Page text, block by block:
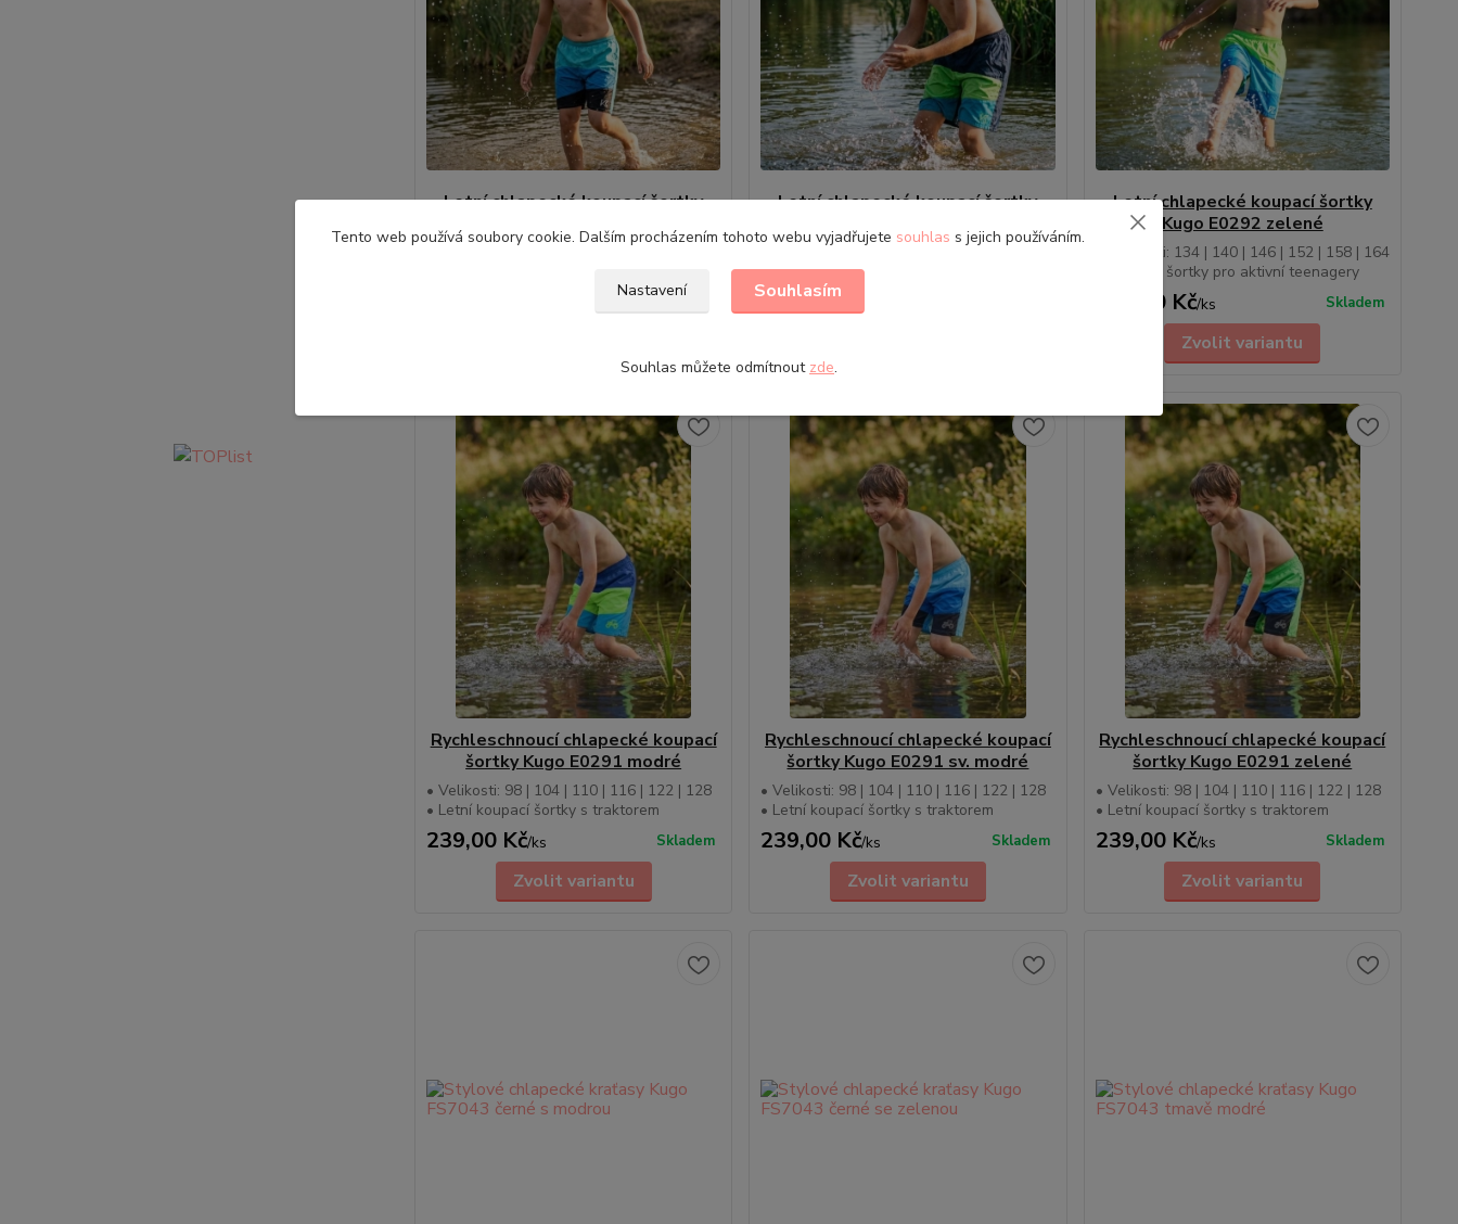
Letní chlapecké koupací šortky
• Velikosti: 134 | 140 | 146 | 152 | 158 | 164
Letní chlapecké koupací šortky
• Velikosti: 134 | 140 | 146 | 152 | 158 | 164
• Koupací šortky pro aktivní teenagery
279,00 Kč
Letní chlapecké koupací šortky
Kugo E0292 zelené
• Velikosti: 134 | 140 | 146 | 152 | 158 | 164
• Koupací šortky pro aktivní teenagery
279,00 Kč/ks Skladem
Zvolit variantu
Rychleschnoucí chlapecké koupací
šortky Kugo E0291 modré
• Velikosti: 98 | 104 | 110 | 116 | 122 | 128
• Letní koupací šortky s traktorem
239,00 Kč/ks Skladem
Zvolit variantu
Rychleschnoucí chlapecké koupací
šortky Kugo E0291 sv. modré
• Velikosti: 98 | 104 | 110 | 116 | 122 | 128
• Letní koupací šortky s traktorem
239,00 Kč/ks Skladem
Zvolit variantu
Rychleschnoucí chlapecké koupací
šortky Kugo E0291 zelené
• Velikosti: 98 | 104 | 110 | 116 | 122 | 128
• Letní koupací šortky s traktorem
239,00 Kč/ks Skladem
Zvolit variantu
Tento web používá soubory cookie. Dalším procházením tohoto webu vyjadřujete souhlas s jejich používáním.
Nastavení Souhlasím
Souhlas můžete odmítnout zde.